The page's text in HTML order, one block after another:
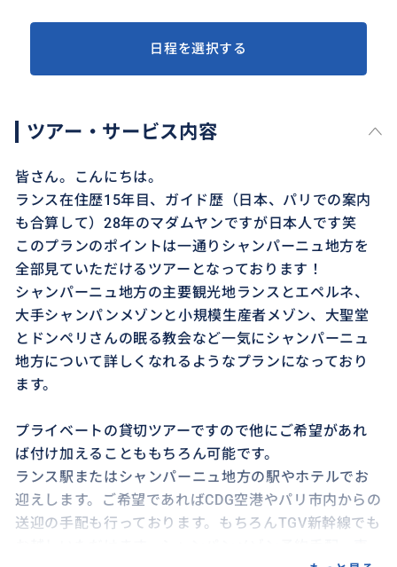
日程を選択する
ツアー・サービス内容
皆さん。こんにちは。
ランス在住歴15年目、ガイド歴（日本、パリでの案内
も合算して）28年のマダムヤンですが日本人です笑
このプランのポイントは一通りシャンパーニュ地方を
全部見ていただけるツアーとなっております！
シャンパーニュ地方の主要観光地ランスとエペルネ、
大手シャンパンメゾンと小規模生産者メゾン、大聖堂
とドンペリさんの眠る教会など一気にシャンパーニュ
地方について詳しくなれるようなプランになっており
ます。
プライベートの貸切ツアーですので他にご希望があれ
ば付け加えることももちろん可能です。
ランス駅またはシャンパーニュ地方の駅やホテルでお
迎えします。ご希望であればCDG空港やパリ市内からの
送迎の手配も行っております。もちろんTGV新幹線でも